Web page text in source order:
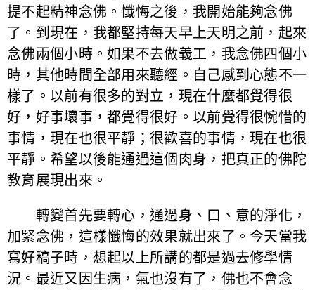
提不起精神念佛。懺悔之後，我開始能夠念佛
了。到現在，我都堅持每天早上天明之前，起來
念佛兩個小時。如果不去做義工，我念佛四個小
時，其他時間全部用來聽經。自己感到心態不一
樣了。以前有很多的對立，現在什麼都覺得很
好，好事壞事，都覺得很好。以前覺得很惋惜的
事情，現在也很平靜；很歡喜的事情，現在也很
平靜。希望以後能通過這個肉身，把真正的佛陀
教育展現出來。
轉變首先要轉心，通過身、口、意的淨化，
加緊念佛，這樣懺悔的效果就出來了。今天當我
寫好稿子時，想起以上所講的都是過去修學情
況。最近又因生病，氣也沒有了，佛也不會念